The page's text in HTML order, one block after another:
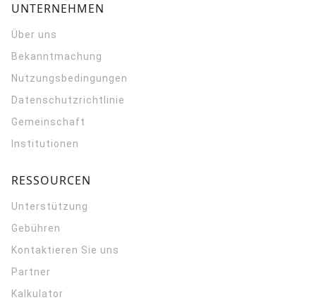
UNTERNEHMEN
Über uns
Bekanntmachung
Nutzungsbedingungen
Datenschutzrichtlinie
Gemeinschaft
Institutionen
RESSOURCEN
Unterstützung
Gebühren
Kontaktieren Sie uns
Partner
Kalkulator